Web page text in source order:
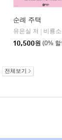
순례 주택
유은실 저
비룡소
10,500원 (0%
전체보기